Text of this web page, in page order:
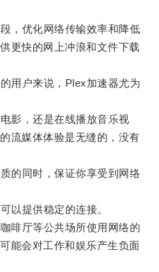
优化网络传输效率和降低
更快的网上冲浪和文件下载
户来说，Plex加速器尤为
，还是在线播放音乐视
流媒体体验是无缝的，没有
同时，保证你享受到网络
提供稳定的连接。
厅等公共场所使用网络的
能会对工作和娱乐产生负面